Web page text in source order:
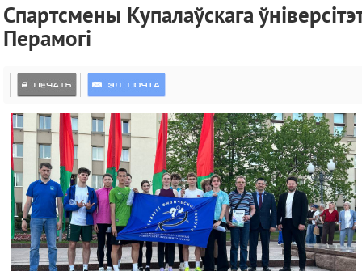
Спартсмены Купалаўскага
Перамогі